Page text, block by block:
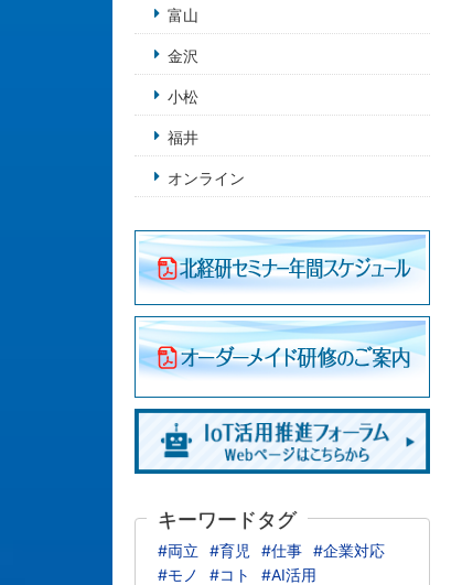
富山
金沢
小松
福井
オンライン
キーワードタグ
#両立 #育児 #仕事 #企業対応
#モノ
#コト
#AI活用